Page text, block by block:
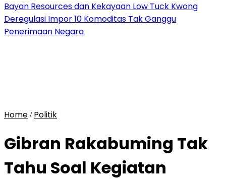
Bayan Resources dan Kekayaan Low Tuck Kwong
Deregulasi Impor 10 Komoditas Tak Ganggu
Penerimaan Negara
Home / Politik
Gibran Rakabuming Tak
Tahu Soal Kegiatan